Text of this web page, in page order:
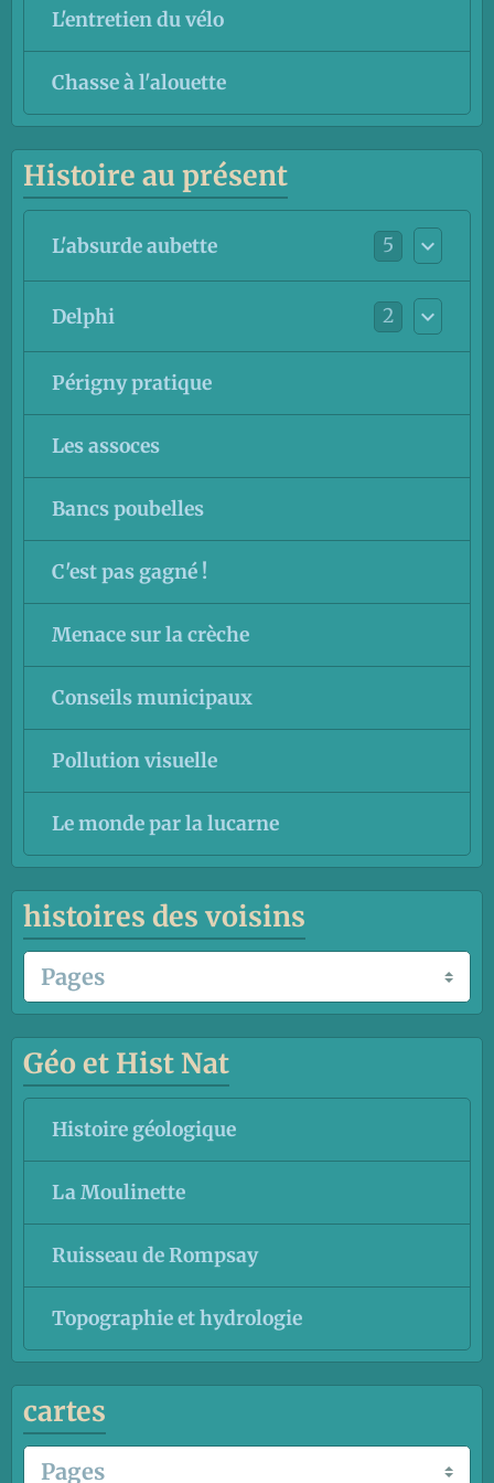
L'entretien du vélo
Chasse à l'alouette
Histoire au présent
L'absurde aubette 5
Delphi 2
Périgny pratique
Les assoces
Bancs poubelles
C'est pas gagné !
Menace sur la crèche
Conseils municipaux
Pollution visuelle
Le monde par la lucarne
histoires des voisins
Géo et Hist Nat
Histoire géologique
La Moulinette
Ruisseau de Rompsay
Topographie et hydrologie
cartes